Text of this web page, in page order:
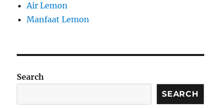
Air Lemon
Manfaat Lemon
Search
SEARCH